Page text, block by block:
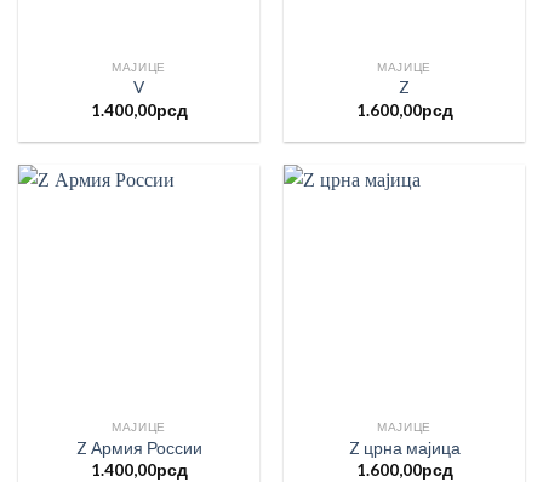
МАЈИЦЕ
V
1.400,00рсд
МАЈИЦЕ
Z
1.600,00рсд
МАЈИЦЕ
Z Армия России
1.400,00рсд
МАЈИЦЕ
Z црна мајица
1.600,00рсд